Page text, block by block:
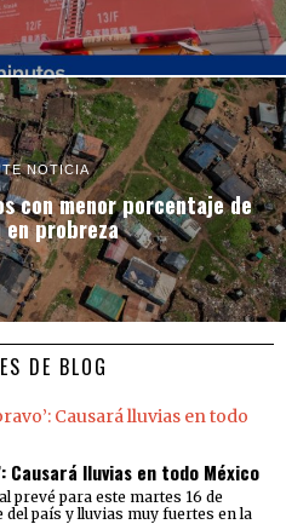
NOTICIA
con menor porcentaje de
probreza
DE BLOG
Causará lluvias en todo México
prevé para este martes 16 de
país y lluvias muy fuertes en la